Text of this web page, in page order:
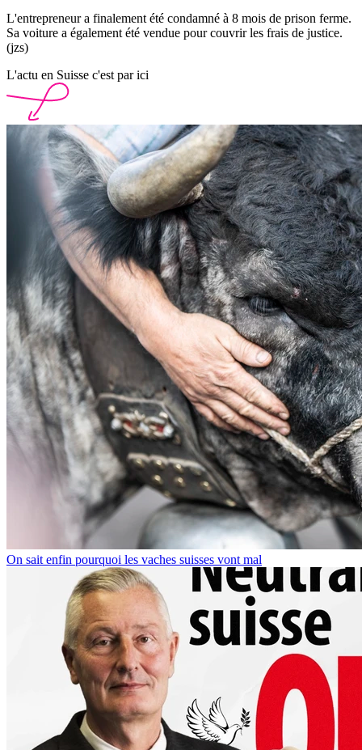
L'entrepreneur a finalement été condamné à 8 mois de prison ferme.
Sa voiture a également été vendue pour couvrir les frais de justice.
(jzs)
L'actu en Suisse c'est par ici
On sait enfin pourquoi les vaches suisses vont mal